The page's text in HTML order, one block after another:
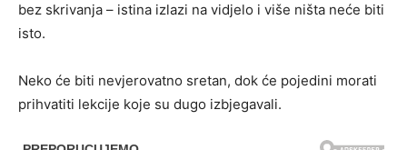
bez skrivanja – istina izlazi na vidjelo i više ništa neće biti
isto.
Neko će biti nevjerovatno sretan, dok će pojedini morati
prihvatiti lekcije koje su dugo izbjegavali.